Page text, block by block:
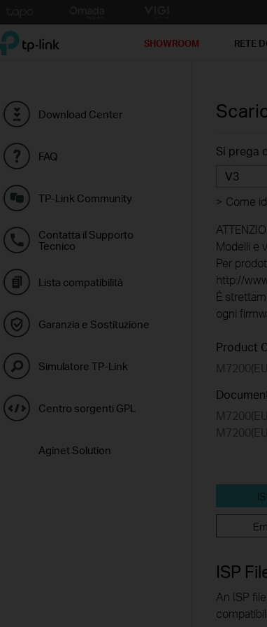
TP-Link, Reliably Smart SHOWROOM RETE
Download Center
FAQ
TP-Link Community
Contatta il Supporto
Tecnico
Lista compatibilità
Garanzia e Sostituzione
Simulatore TP-Link
Centro sorgenti GPL
Aginet Solution
Si prega
V3
> Come
Modelli e
Per
http://
È
ogni
Product
ISP
An ISP